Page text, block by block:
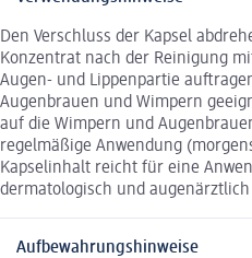
Den Verschluss der Kapsel
Konzentrat nach der Reinigung
Augen- und Lippenpartie
Augenbrauen und Wimpern
auf die Wimpern und
regelmäßige Anwendung
Kapselinhalt reicht für eine
dermatologisch und
Aufbewahrungshinweise